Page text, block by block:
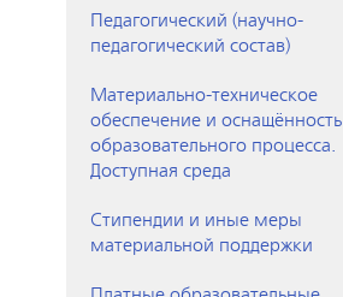
Педагогический (научно-
педагогический состав)
Материально-техническое
обеспечение и оснащённость
образовательного процесса.
Доступная среда
Стипендии и иные меры
материальной поддержки